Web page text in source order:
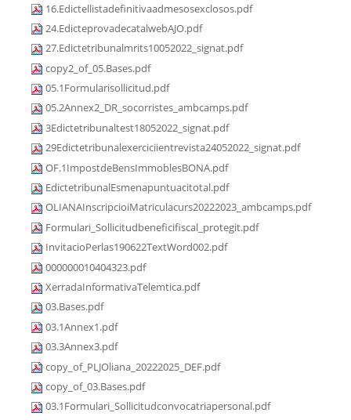
16.Edictellistadefinitivaadmesosexclosos.pdf
24.EdicteprovadecatalwebAJO.pdf
27.Edictetribunalmrits10052022_signat.pdf
copy2_of_05.Bases.pdf
05.1Formularisollicitud.pdf
05.2Annex2_DR_socorristes_ambcamps.pdf
3Edictetribunaltest18052022_signat.pdf
29Edictetribunalexerciciientrevista24052022_signat.pdf
OF.1ImpostdeBensImmoblesBONA.pdf
EdictetribunalEsmenapuntuacitotal.pdf
OLIANAInscripcioiMatriculacurs20222023_ambcamps.pdf
Formulari_Sollicitudbeneficifiscal_protegit.pdf
InvitacioPerlas190622TextWord002.pdf
000000010404323.pdf
XerradaInformativaTelemtica.pdf
03.Bases.pdf
03.1Annex1.pdf
03.3Annex3.pdf
copy_of_PLJOliana_20222025_DEF.pdf
copy_of_03.Bases.pdf
03.1Formulari_Sollicitudconvocatriapersonal.pdf